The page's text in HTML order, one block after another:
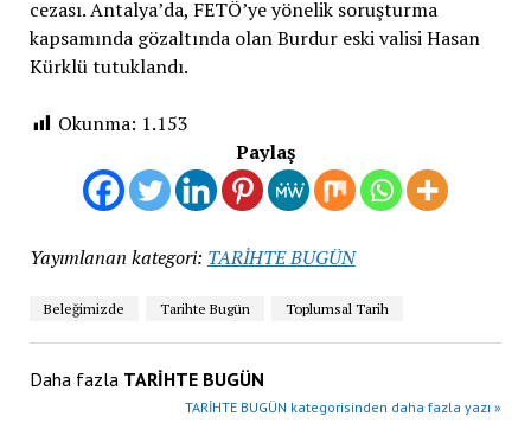
cezası. Antalya’da, FETÖ’ye yönelik soruşturma
kapsamında gözaltında olan Burdur eski valisi Hasan
Kürklü tutuklandı.
Okunma: 1.153
Paylaş
Yayımlanan kategori: TARİHTE BUGÜN
Beleğimizde Tarihte Bugün Toplumsal Tarih
Daha fazla TARİHTE BUGÜN
TARİHTE BUGÜN kategorisinden daha fazla yazı »